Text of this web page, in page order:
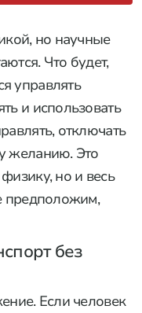
но научные
Что будет,
управлять
и использовать
отключать
желанию. Это
но и весь
предположим,
без
Если человек